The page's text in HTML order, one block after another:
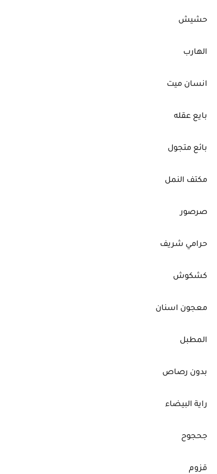
حشيش
الهارب
انسان ميت
بايع عقله
بائع متجول
مكتف النمل
صرصور
حرامي شريف
كشكوش
معجون اسنان
المطبل
بدون رصاص
راية البيضاء
جحجوح
قزوم